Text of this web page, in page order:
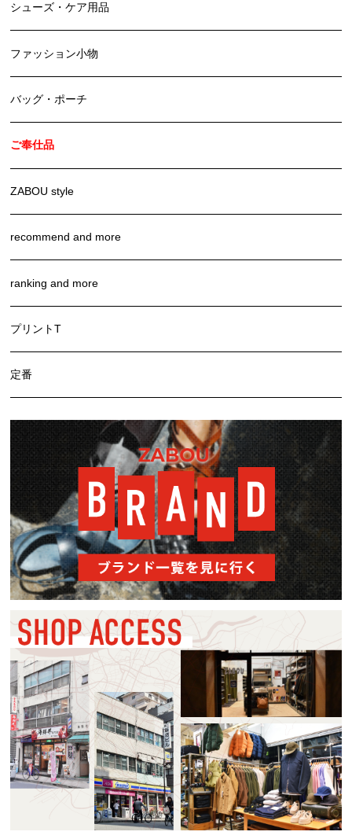
シューズ・ケア用品
ファッション小物
バッグ・ポーチ
ご奉仕品
ZABOU style
recommend and more
ranking and more
プリントT
定番